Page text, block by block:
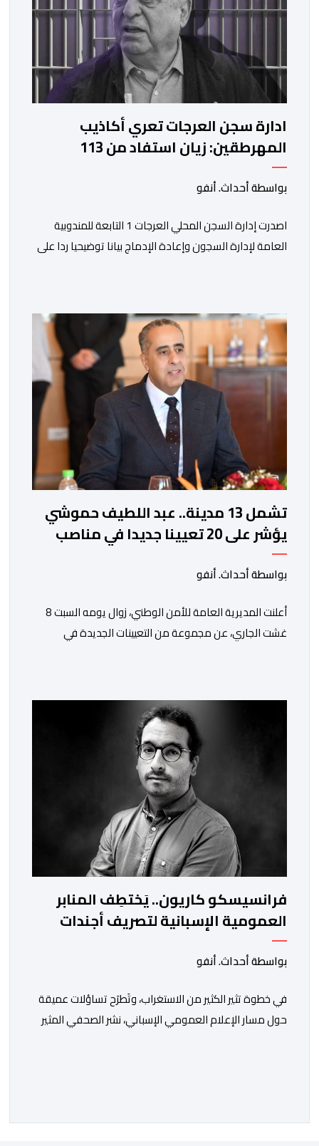
ادارة سجن العرجات تعري أكاذيب
المهرطقين: زيان استفاد من 113
استشارة و50 فحصا طبيا
بواسطة أحداث. أنفو
اصدرت إدارة السجن المحلي العرجات 1 التابعة للمندوبية
العامة لإدارة السجون وإعادة الإدماج بيانا توضيحيا ردا على
ذاتها، وذلك لتنوير الرأي العام بالحقائق والمعطيات
الدقيقة.واوضحت إدارة المؤسسة السجنية أن المعني بالأمر
يستفيد منذ إيداعه من تتبع طبي منتظم ومستمر وفقا […]
تشمل 13 مدينة.. عبد اللطيف حموشي
يؤشر على 20 تعيينا جديدا في مناصب
المسؤولية بمصالح الأمن الوطني
بواسطة أحداث. أنفو
أعلنت المديرية العامة للأمن الوطني، زوال يومه السبت 8
غشت الجاري، عن مجموعة من التعيينات الجديدة في
والعيون والدار البيضاء وبني ملال وابن جرير وطنجة وأصيلة،
وذلك في إطار دينامية داخلية تهدف لضخ دماء جديدة
والاستعانة بكفاءات أمنية شابة ومتمرسة، […]
فرانسيسكو كاريون.. يَختطِف المنابر
العمومية الإسبانية لتصريف أجندات
معادية للمغرب
بواسطة أحداث. أنفو
في خطوة تثير الكثير من الاستغراب، وتَطرَح تساؤلات عميقة
حول مسار الإعلام العمومي الإسباني، نشر الصحفي المثير
الاجتماعية”، يُمثِّل خروجاً غير مألوف عن الخط التحريري